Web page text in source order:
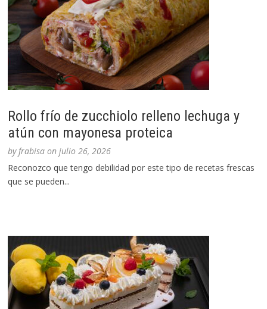
Rollo frío de zucchiolo relleno lechuga y
atún con mayonesa proteica
byfrabisa onjulio 26, 2026
Reconozco que tengo debilidad por este tipo de recetas frescas
que se pueden...